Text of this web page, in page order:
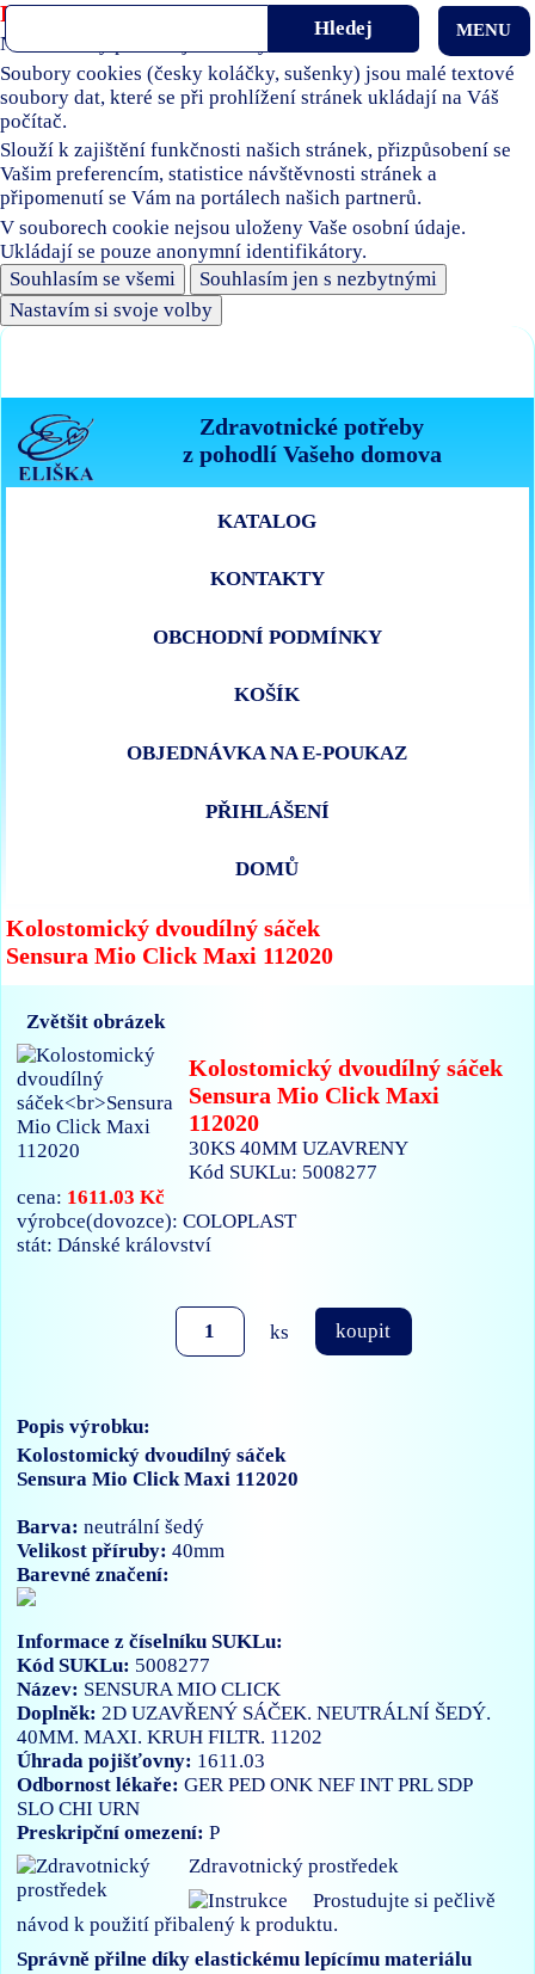
Používáme soubory cookies
Naše stránky používají soubory cookies.
Soubory cookies (česky koláčky, sušenky) jsou malé textové
soubory dat, které se při prohlížení stránek ukládají na Váš
počítač.
Slouží k zajištění funkčnosti našich stránek, přizpůsobení se
Vašim preferencím, statistice návštěvnosti stránek a
připomenutí se Vám na portálech našich partnerů.
V souborech cookie nejsou uloženy Vaše osobní údaje.
Ukládají se pouze anonymní identifikátory.
Souhlasím se všemi
Souhlasím jen s nezbytnými
Nastavím si svoje volby
Zdravotnické potřeby
z pohodlí Vašeho domova
MENU
KATALOG
KONTAKTY
OBCHODNÍ PODMÍNKY
KOŠÍK
OBJEDNÁVKA NA E-POUKAZ
PŘIHLÁŠENÍ
DOMŮ
Kolostomický dvoudílný sáček
Sensura Mio Click Maxi 112020
Zvětšit obrázek
Kolostomický dvoudílný sáček
Sensura Mio Click Maxi
112020
30KS 40MM UZAVRENY
Kód SUKLu: 5008277
cena: 1611.03 Kč
výrobce(dovozce): COLOPLAST
stát: Dánské království
ks koupit
Popis výrobku:
Kolostomický dvoudílný sáček
Sensura Mio Click Maxi 112020
Barva: neutrální šedý
Velikost příruby: 40mm
Barevné značení:
Informace z číselníku SUKLu:
Kód SUKLu: 5008277
Název: SENSURA MIO CLICK
Doplněk:2D UZAVŘENÝ SÁČEK. NEUTRÁLNÍ ŠEDÝ.
40MM. MAXI. KRUH FILTR. 11202
Úhrada pojišťovny: 1611.03
Odbornost lékaře:GERPEDONKNEFINTPRL SDP
SLOCHIURN
Preskripční omezení:P
Zdravotnický prostředek
Prostudujte si pečlivě
návod k použití přibalený k produktu.
Správně přilne díky elastickému lepícímu materiálu